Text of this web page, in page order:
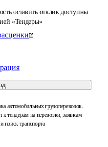
оставить отклик доступны
«Тендеры»
автомобильных грузоперевозок.
к тендерам на перевозки, заявкам
поиск транспорта